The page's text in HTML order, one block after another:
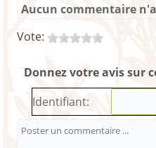
Aucun commentaire
Vote:
Donnez votre avis sur
Identifiant: